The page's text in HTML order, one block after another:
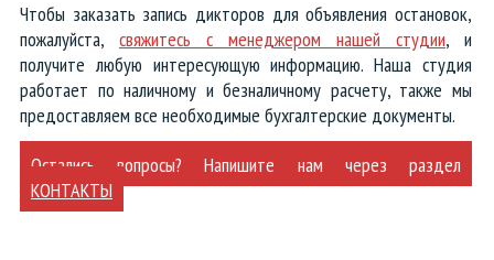
Чтобы заказать запись дикторов для объявления остановок,
пожалуйста, свяжитесь с менеджером нашей студии, и
получите любую интересующую информацию. Наша студия
работает по наличному и безналичному расчету, также мы
предоставляем все необходимые бухгалтерские документы.
Остались вопросы? Напишите нам через раздел
КОНТАКТЫ